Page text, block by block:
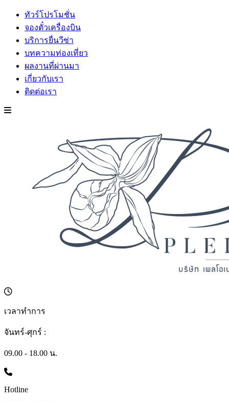
ทัวร์โปรโมชั่น
จองตั๋วเครื่องบิน
บริการยื่นวีซ่า
บทความท่องเที่ยว
ผลงานที่ผ่านมา
เกี่ยวกับเรา
ติดต่อเรา
เวลาทำการ
จันทร์-ศุกร์ :
09.00 - 18.00 น.
Hotline